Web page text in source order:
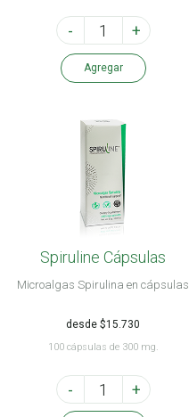
- +
Agregar
Spiruline Cápsulas
Microalgas Spirulina en cápsulas
desde $15.730
100 cápsulas de 300 mg.
- +